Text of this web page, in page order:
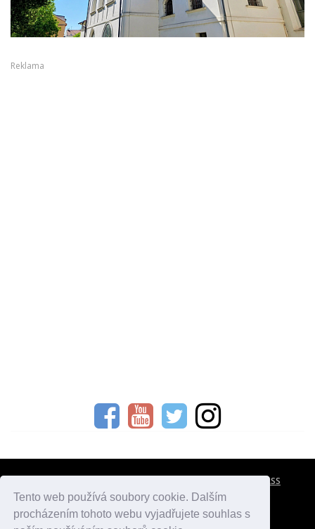
Tento web používá soubory cookie. Dalším
procházením tohoto webu vyjadřujete souhlas s
Reklama
RSS
atlaspamatek.info